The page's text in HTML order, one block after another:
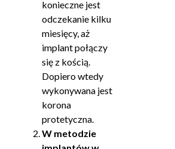
konieczne jest
odczekanie kilku
miesięcy, aż
implant połączy
się z kością.
Dopiero wtedy
wykonywana jest
korona
protetyczna.
W metodzie